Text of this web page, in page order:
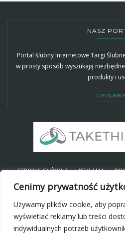
Cenimy prywatność
Używamy plików cookie, aby
wyświetlać reklamy lub treści
indywidualnych potrzeb
NASZ
Portal ślubny Internetowe Targi
w prosty sposób wyszukają
produkty i
CZYTAJ
STRONA GŁÓWNA REKLAMA
SOCIAL